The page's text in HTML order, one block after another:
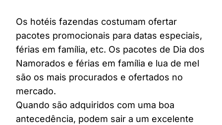
Os hotéis fazendas costumam ofertar
pacotes promocionais para datas especiais,
férias em família, etc. Os pacotes de Dia dos
Namorados e férias em família e lua de mel
são os mais procurados e ofertados no
mercado.
Quando são adquiridos com uma boa
antecedência, podem sair a um excelente